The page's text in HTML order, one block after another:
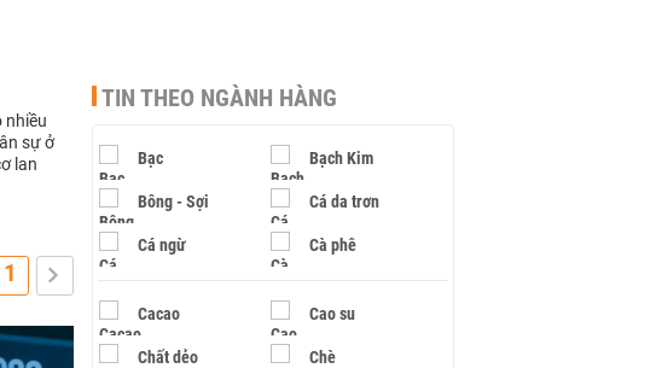
nhiều
sự ở
lan
1
TIN THEO NGÀNH HÀNG
Bạc Bạch Kim
Bông - Sợi Cá da trơn
Cá ngừ Cà phê
Cacao Cao su
Chất dẻo Chè